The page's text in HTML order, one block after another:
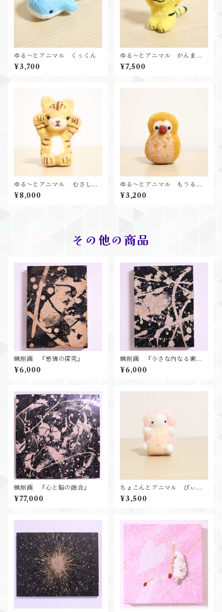
ゆる～とアニマル くぅくん
¥3,700
ゆる～とアニマル がんまく
ん
¥7,500
ゆる～とアニマル むさしく
ん
¥8,000
ゆる～とアニマル もうるく
ん
¥3,200
その他の商品
蝋削画 『感情の探究』
¥6,000
蝋削画 『小さな内なる衝
動』
¥6,000
蝋削画 『心と脳の融合』
¥77,000
ちょこんとアニマル ぴぃと
くん
¥3,500